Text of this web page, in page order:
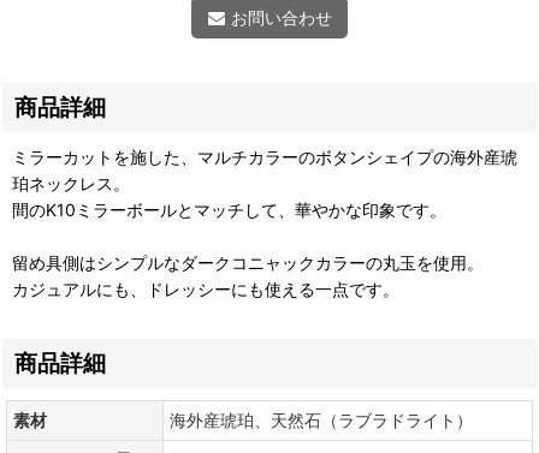
お問い合わせ
商品詳細
ミラーカットを施した、マルチカラーのボタンシェイプの海外産琥
珀ネックレス。
間のK10ミラーボールとマッチして、華やかな印象です。
留め具側はシンプルなダークコニャックカラーの丸玉を使用。
カジュアルにも、ドレッシーにも使える一点です。
商品詳細
素材
海外産琥珀、天然石（ラブラドライト）